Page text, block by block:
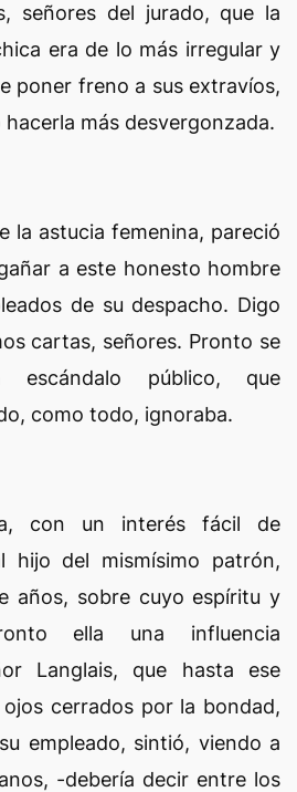
señores del jurado, que la
era de lo más irregular y
poner freno a sus extravíos,
más desvergonzada.
la astucia femenina, pareció
a este honesto hombre
de su despacho. Digo
cartas, señores. Pronto se
público, que
como todo, ignoraba.
con un interés fácil de
hijo del mismísimo patrón,
años, sobre cuyo espíritu y
ella una influencia
Langlais, que hasta ese
cerrados por la bondad,
empleado, sintió, viendo a
-debería decir entre los